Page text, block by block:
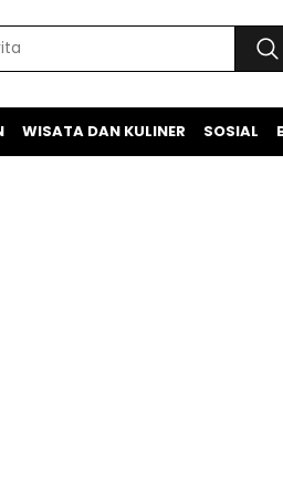
WISATA DAN KULINER SOSIAL